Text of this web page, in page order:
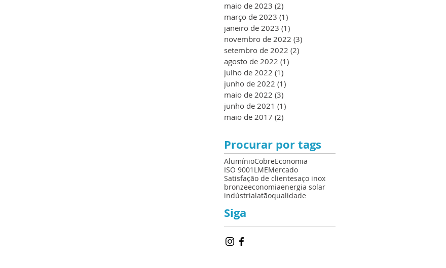
maio de 2023 (2)
março de 2023 (1)
janeiro de 2023 (1)
novembro de 2022 (3)
setembro de 2022 (2)
agosto de 2022 (1)
julho de 2022 (1)
junho de 2022 (1)
maio de 2022 (3)
junho de 2021 (1)
maio de 2017 (2)
Procurar por tags
AlumínioCobreEconomia
ISO 9001 LMEMercado
Satisfação de clientesaço inox
bronzeeconomiaenergia solar
indústrialatãoqualidade
Siga